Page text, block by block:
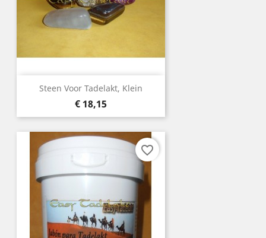
Steen Voor Tadelakt, Klein
Prijs
€ 18,15
favorite_border